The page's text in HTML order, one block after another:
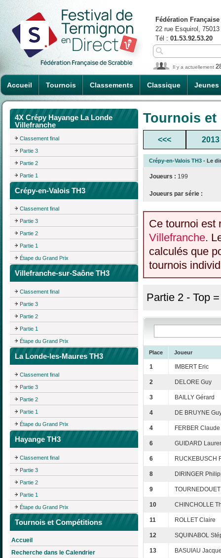
Accueil Tournois Classements Classique Jeunes
Fédération
22 rue Esquirol,
Tél : 01.53.92.53.20
Il y a actuellement
4X Crépy Hayange La Londe
Villefranche
Classement final
Partie 3
Partie 2
Partie 1
Crépy-en-Valois TH3
Classement final
Partie 3
Partie 2
Partie 1
Étape du Grand Prix
Villefranche-sur-Saône TH3
Classement final
Partie 3
Partie 2
Partie 1
Étape du Grand Prix
La Londe-les-Maures TH3
Classement final
Partie 3
Partie 2
Partie 1
Étape du Grand Prix
Hayange TH3
Classement final
Partie 3
Partie 2
Partie 1
Étape du Grand Prix
Tournois et Compétitions
Accueil
Recherche dans le Calendrier
Tournois
<<< 2013
Crépy-en-Valois TH3 - Le
Joueurs : 199
Joueurs par série :
Ce tournoi est
Villefranche.
calculés que
tournois
Partie 2 - Top
Place Joueur
1 IMBERT Eric
2 DELORE Guy
3 BAILLY Gérard
4 DE BRUYNE
4 FERBER Claude
6 GUIDARD
6 RUCKEBUSCH
8 DIRINGER
9
10 CHINCHOLLE
11 ROLLET Claire
12 SQUINABOL
13 BASUIAU